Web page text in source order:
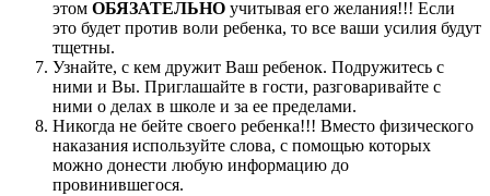
этом ОБЯЗАТЕЛЬНО учитывая его желания!!! Если
это будет против воли ребенка, то все ваши усилия будут
тщетны.
Узнайте, с кем дружит Ваш ребенок. Подружитесь с
ними и Вы. Приглашайте в гости, разговаривайте с
ними о делах в школе и за ее пределами.
Никогда не бейте своего ребенка!!! Вместо физического
наказания используйте слова, с помощью которых
можно донести любую информацию до
провинившегося.